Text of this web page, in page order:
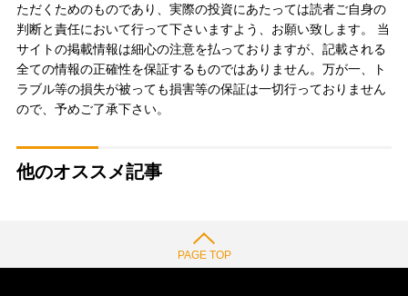
ただくためのものであり、実際の投資にあたっては読者ご自身の
判断と責任において行って下さいますよう、お願い致します。 当
サイトの掲載情報は細心の注意を払っておりますが、記載される
全ての情報の正確性を保証するものではありません。万が一、ト
ラブル等の損失が被っても損害等の保証は一切行っておりません
ので、予めご了承下さい。
他のオススメ記事
PAGE TOP